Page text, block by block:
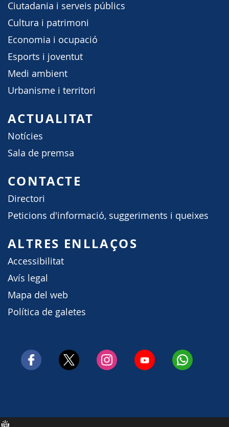
Ciutadania i serveis públics
Cultura i patrimoni
Economia i ocupació
Esports i joventut
Medi ambient
Urbanisme i territori
ACTUALITAT
Notícies
Sala de premsa
CONTACTE
Directori
Peticions d'informació, suggeriments i queixes
ALTRES ENLLAÇOS
Accessibilitat
Avís legal
Mapa del web
Política de galetes